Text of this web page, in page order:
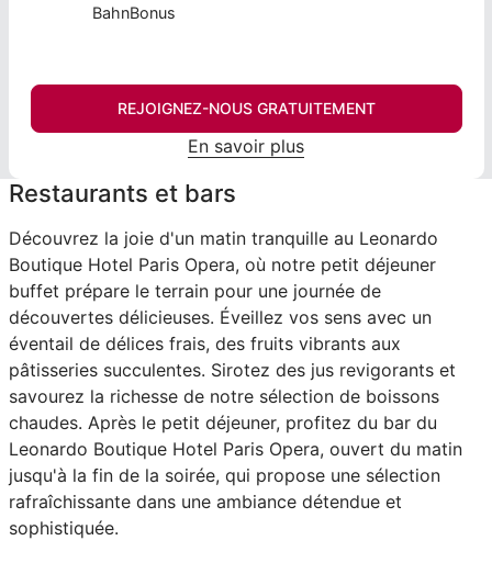
BahnBonus
REJOIGNEZ-NOUS GRATUITEMENT
En savoir plus
Restaurants et bars
Découvrez la joie d'un matin tranquille au Leonardo
Boutique Hotel Paris Opera, où notre petit déjeuner
buffet prépare le terrain pour une journée de
découvertes délicieuses. Éveillez vos sens avec un
éventail de délices frais, des fruits vibrants aux
pâtisseries succulentes. Sirotez des jus revigorants et
savourez la richesse de notre sélection de boissons
chaudes. Après le petit déjeuner, profitez du bar du
Leonardo Boutique Hotel Paris Opera, ouvert du matin
jusqu'à la fin de la soirée, qui propose une sélection
rafraîchissante dans une ambiance détendue et
sophistiquée.